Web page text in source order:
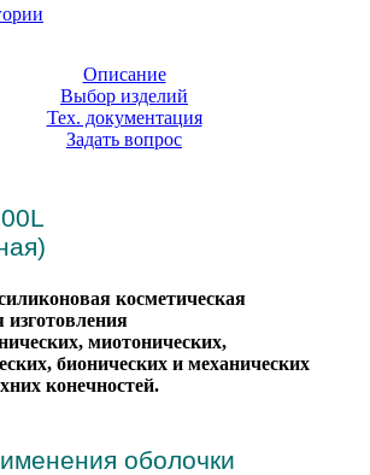
Описание
Выбор изделий
Тех. документация
Задать вопрос
косметическая
изготовления
миотонических,
бионических и механических
конечностей.
оболочки